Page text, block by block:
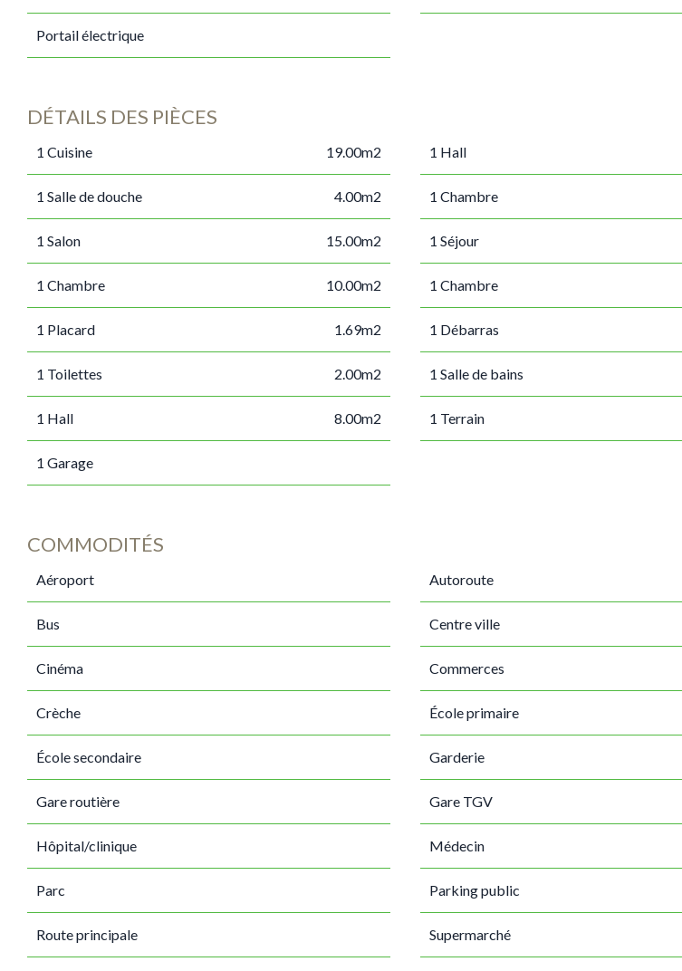
Portail électrique
DÉTAILS DES PIÈCES
1 Cuisine 19.00m2 1 Hall
1 Salle de douche 4.00m2 1 Chambre
1 Salon 15.00m2 1 Séjour
1 Chambre 10.00m2 1 Chambre
1 Placard 1.69m2 1 Débarras
1 Toilettes 2.00m2 1 Salle de bains
1 Hall 8.00m2 1 Terrain
1 Garage
COMMODITÉS
Aéroport Autoroute
Bus Centre ville
Cinéma Commerces
Crèche École primaire
École secondaire Garderie
Gare routière Gare TGV
Hôpital/clinique Médecin
Parc Parking public
Route principale Supermarché